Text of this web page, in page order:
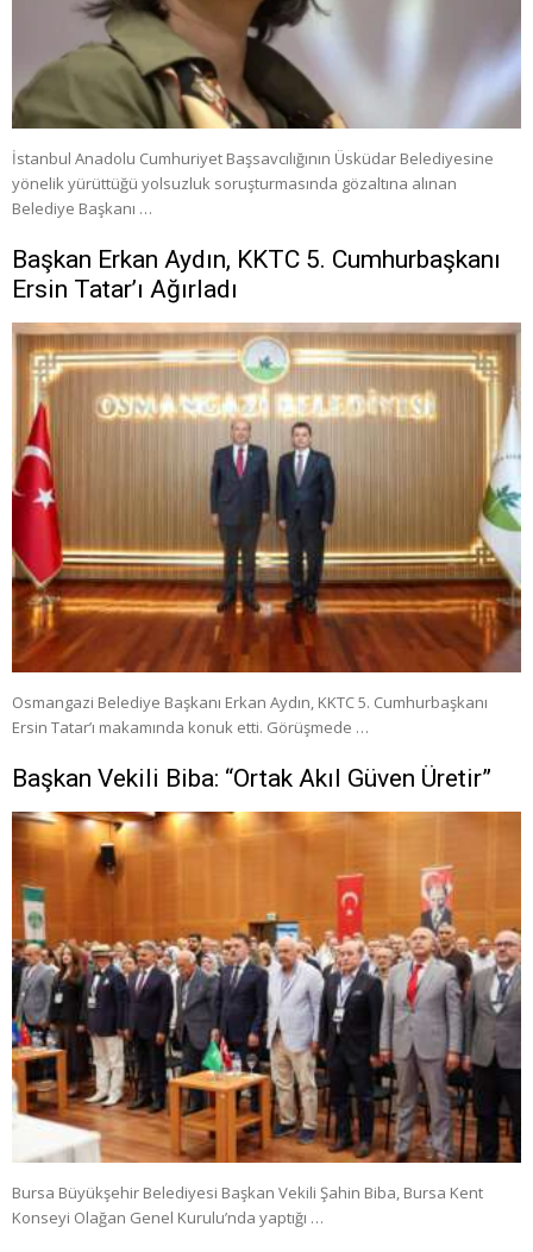
İstanbul Anadolu Cumhuriyet Başsavcılığının Üsküdar Belediyesine
yönelik yürüttüğü yolsuzluk soruşturmasında gözaltına alınan
Belediye Başkanı …
Başkan Erkan Aydın, KKTC 5. Cumhurbaşkanı
Ersin Tatar’ı Ağırladı
Osmangazi Belediye Başkanı Erkan Aydın, KKTC 5. Cumhurbaşkanı
Ersin Tatar’ı makamında konuk etti. Görüşmede …
Başkan Vekili Biba: “Ortak Akıl Güven Üretir”
Bursa Büyükşehir Belediyesi Başkan Vekili Şahin Biba, Bursa Kent
Konseyi Olağan Genel Kurulu’nda yaptığı …